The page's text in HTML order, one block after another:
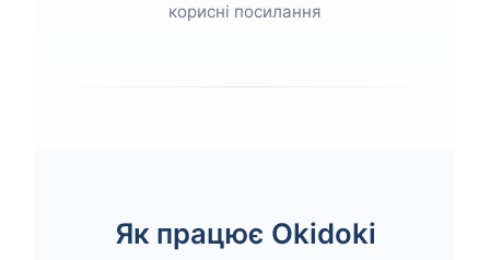
корисні посилання
Як працює Okidoki